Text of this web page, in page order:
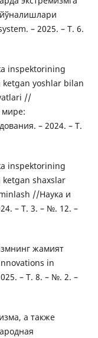
– 2025. – Т. 6.
inspektorining
yoshlar bilan
//
– 2024. – Т.
inspektorining
shaxslar
//Наука и
– Т. 3. – №. 12. –
жамият
in
– Т. 8. – №. 2. –
а также